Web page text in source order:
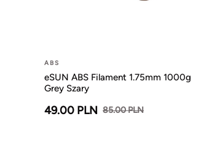
ABS
eSUN ABS Filament 1.75mm 1000g
Grey Szary
49.00 PLN 85.00 PLN